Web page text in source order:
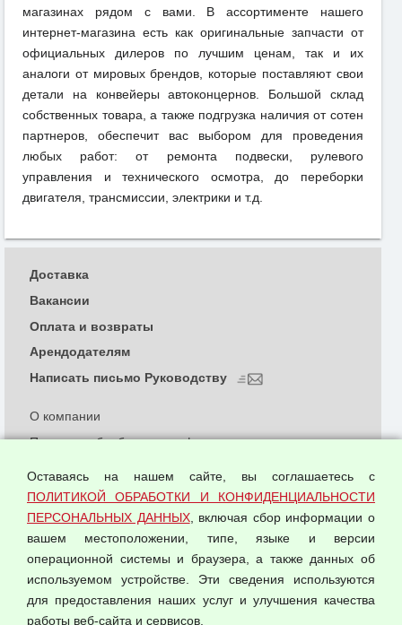
магазинах рядом с вами. В ассортименте нашего
интернет-магазина есть как оригинальные запчасти от
официальных дилеров по лучшим ценам, так и их
аналоги от мировых брендов, которые поставляют свои
детали на конвейеры автоконцернов. Большой склад
собственных товара, а также подгрузка наличия от сотен
партнеров, обеспечит вас выбором для проведения
любых работ: от ремонта подвески, рулевого
управления и технического осмотра, до переборки
двигателя, трансмиссии, электрики и т.д.
© 2026 ООО "Феникс"
О компании
Политика обработки и конфиденциальности
Согласием на обработку персональных данных
Оферта оптовой купли-продажи
Публичная оферта
Доставка
Вакансии
Оплата и возвраты
Арендодателям
Написать письмо Руководству
Оставаясь на нашем сайте, вы соглашаетесь с
ПОЛИТИКОЙ ОБРАБОТКИ И КОНФИДЕНЦИАЛЬНОСТИ
ПЕРСОНАЛЬНЫХ ДАННЫХ, включая сбор информации о
вашем местоположении, типе, языке и версии
операционной системы и браузера, а также данных об
используемом устройстве. Эти сведения используются
для предоставления наших услуг и улучшения качества
работы веб-сайта и сервисов.